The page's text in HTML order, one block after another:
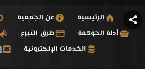
الرئيسية عن الجمعية
أدلة الحوكمة
طرق التبرع
الخدمات الإلكترونية